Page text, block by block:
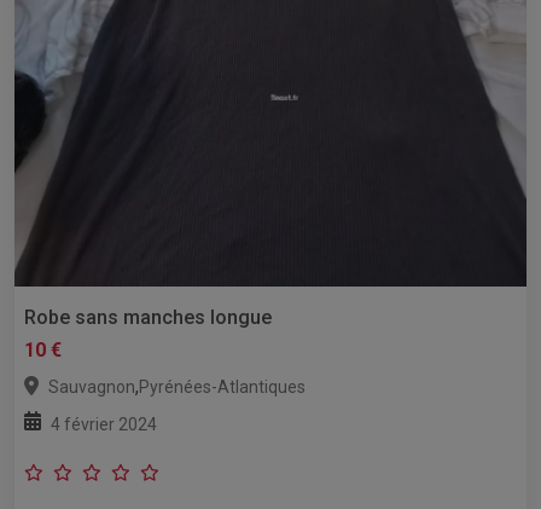
Robe sans manches longue
10 €
Sauvagnon,Pyrénées-Atlantiques
4 février 2024